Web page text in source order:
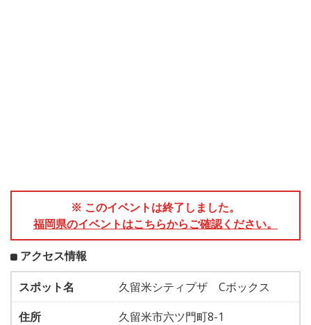
※ このイベントは終了しました。
福岡県のイベントはこちらからご確認ください。
アクセス情報
スポット名
久留米シティプザ Cボックス
住所
久留米市六ツ門町8-1